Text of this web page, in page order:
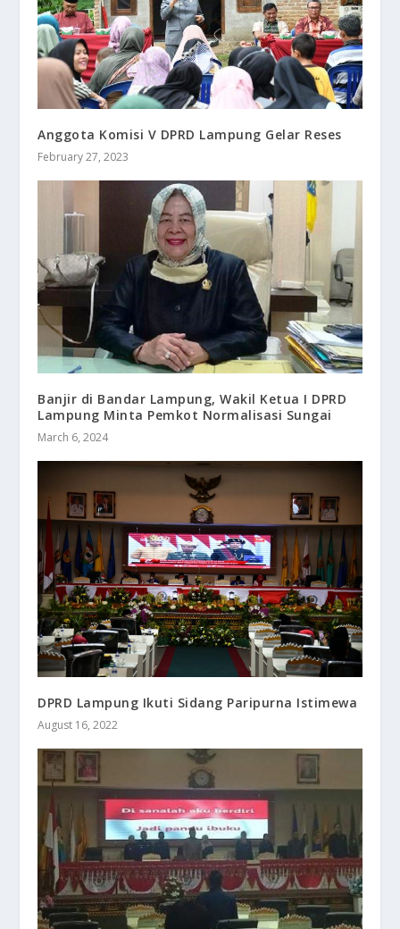
Anggota Komisi V DPRD Lampung Gelar Reses
February 27, 2023
Banjir di Bandar Lampung, Wakil Ketua I DPRD
Lampung Minta Pemkot Normalisasi Sungai
March 6, 2024
DPRD Lampung Ikuti Sidang Paripurna Istimewa
August 16, 2022